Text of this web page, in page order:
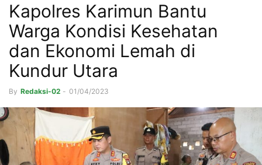
Kapolres Karimun Bantu
Warga Kondisi Kesehatan
dan Ekonomi Lemah di
Kundur Utara
By Redaksi-02 - 01/04/2023